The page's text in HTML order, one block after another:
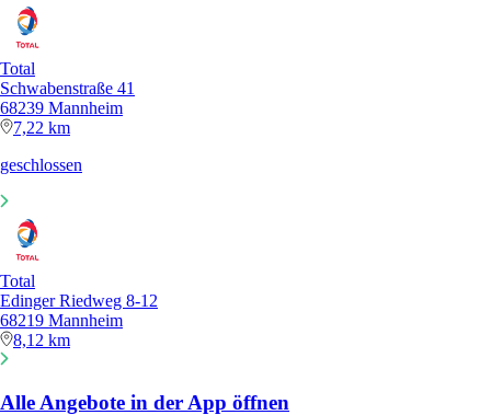
Total
Schwabenstraße 41
68239 Mannheim
7,22 km
geschlossen
Total
Edinger Riedweg 8-12
68219 Mannheim
8,12 km
Alle Angebote in der App öffnen